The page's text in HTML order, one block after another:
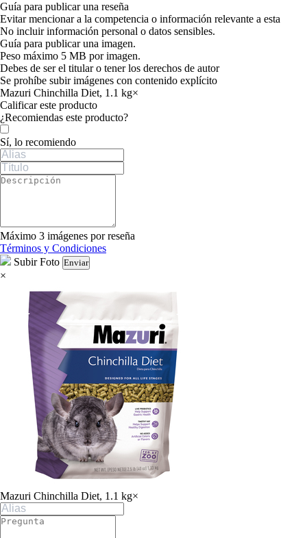
Guía para publicar una reseña
Evitar mencionar a la competencia o información relevante a esta
No incluir información personal o datos sensibles.
Guía para publicar una imagen.
Peso máximo 5 MB por imagen.
Debes de ser el titular o tener los derechos de autor
Se prohíbe subir imágenes con contenido explícito
Mazuri Chinchilla Diet, 1.1 kg×
Calificar este producto
Tu valoración
¿Recomiendas este producto?
Sí, lo recomiendo
Máximo 3 imágenes por reseña
Términos y Condiciones
Subir Foto Enviar
×
Mazuri Chinchilla Diet, 1.1 kg×